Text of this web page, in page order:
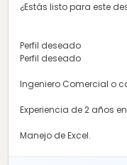
¿Estás listo para este
Perfil deseado
Perfil deseado
Ingeniero Comercial o
Experiencia de 2 años
Manejo de Excel.